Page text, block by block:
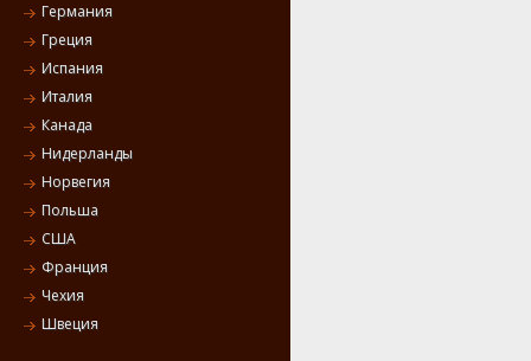
Германия
Греция
Испания
Италия
Канада
Нидерланды
Норвегия
Польша
США
Франция
Чехия
Швеция